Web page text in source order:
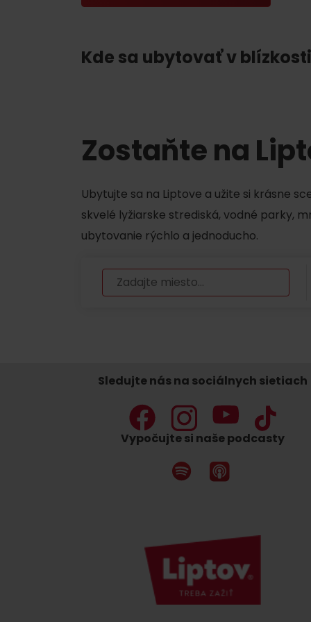
TOP ATRAKCIE
Servisy
Nemáš auto a potrebuješ zviesť?
Mara Bus
Ski&Aqua Bus
Vlaková
VIAC O NEPOZNANÝCH MIESTACH
Kde sa ubytovať v
Zostaňte na
Ubytujte sa na Liptove a užite si krásne
skvelé lyžiarske strediská, vodné parky,
ubytovanie rýchlo a jednoducho.
Sledujte nás na sociálnych sietiach
Vypočujte si naše podcasty